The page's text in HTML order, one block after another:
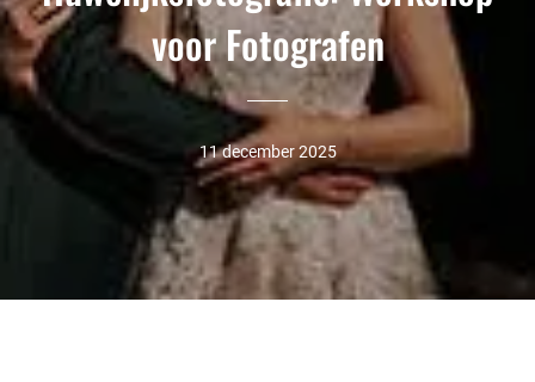
voor Fotografen
11 december 2025